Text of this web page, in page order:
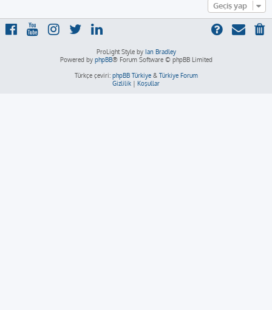
Geçiş yap
ProLight Style by Ian Bradley
Powered by phpBB® Forum Software © phpBB Limited
Türkçe çeviri: phpBB Türkiye& Türkiye Forum
Gizlilik | Koşullar